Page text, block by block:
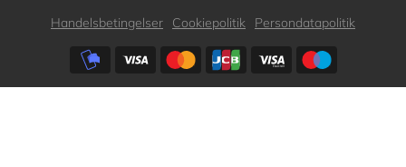
Subfooter
Handelsbetingelser Cookiepolitik
Persondatapolitik
Subfooter
payment
options